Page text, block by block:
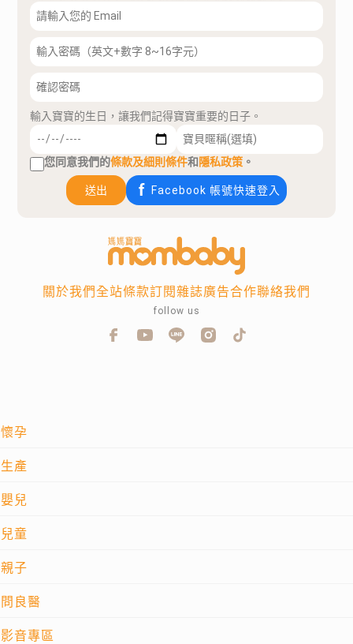
輸入寶寶的生日，讓我們記得寶寶重要的日子。
您同意我們的條款及細則條件和隱私政策 。
送出 Facebook 帳號快速登入
懷孕
生產
嬰兒
兒童
親子
問良醫
影音專區
關於我們全站條款訂閱雜誌廣告合作聯絡我們
follow us